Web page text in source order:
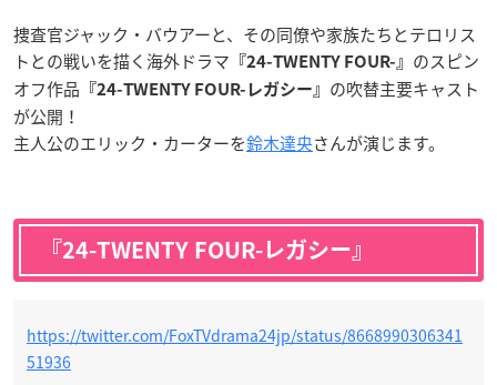
捜査官ジャック・バウアーと、その同僚や家族たちとテロリス
トとの戦いを描く海外ドラマ 『24-TWENTY FOUR-』 のスピン
オフ作品 『24-TWENTY FOUR-レガシー』 の吹替主要キャスト
が公開！
主人公のエリック・カーターを鈴木達央さんが演じます。
『24-TWENTY FOUR-レガシー』
https://twitter.com/FoxTVdrama24jp/status/8668990306341
51936